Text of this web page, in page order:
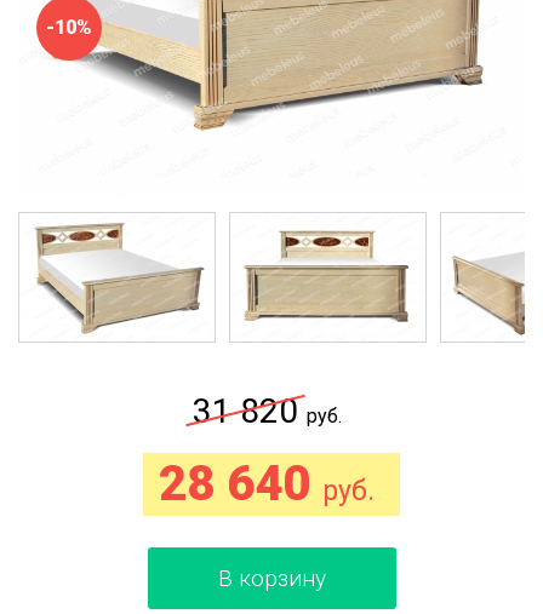
-10%
31 820руб.
28 640 руб.
В корзину